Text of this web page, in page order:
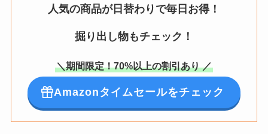
人気の商品が日替わりで毎日お得！
掘り出し物もチェック！
＼期間限定！70%以上の割引あり ／
Amazonタイムセールをチェック